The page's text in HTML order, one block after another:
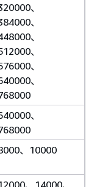
、
、
、
、
、
、
、
、10000
、14000、